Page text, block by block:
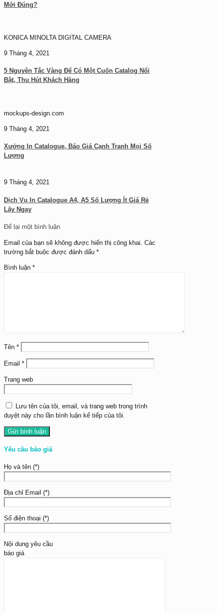
Mới Đúng?
KONICA MINOLTA DIGITAL CAMERA
9 Tháng 4, 2021
5 Nguyên Tắc Vàng Để Có Một Cuốn Catalog Nổi
Bật, Thu Hút Khách Hàng
mockups-design.com
9 Tháng 4, 2021
Xưởng In Catalogue, Báo Giá Cạnh Tranh Mọi Số
Lượng
9 Tháng 4, 2021
Dịch Vụ In Catalogue A4, A5 Số Lượng Ít Giá Rẻ
Lấy Ngay
Để lại một bình luận
Email của bạn sẽ không được hiển thị công khai. Các
trường bắt buộc được đánh dấu *
Bình luận *
Tên *
Email *
Trang web
Lưu tên của tôi, email, và trang web trong trình
duyệt này cho lần bình luận kế tiếp của tôi.
Yêu cầu báo giá
Họ và tên (*)
Địa chỉ Email (*)
Số điện thoại (*)
Nội dung yêu cầu
báo giá